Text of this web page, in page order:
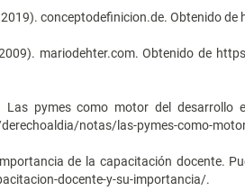
2019). conceptodefinicion.de. Obtenido
mariodehter.com. Obtenido de
Las pymes como motor del desarrollo
notas/las-pymes-como-
de la capacitación docente.
docente-y-su-importancia/.